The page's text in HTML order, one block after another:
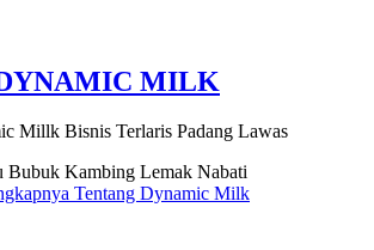
MILK
Bubuk Kambing Lemak Nabati
Tentang Dynamic Milk